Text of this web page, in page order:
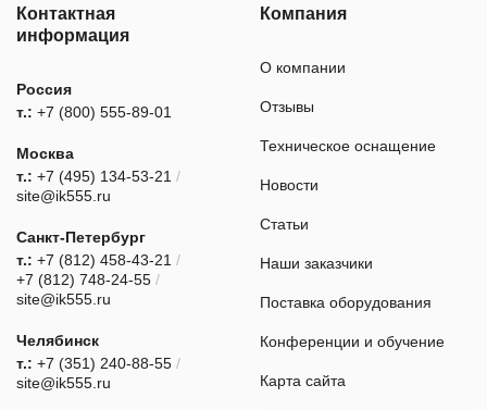
Контактная
информация
Россия
т.: +7 (800) 555-89-01
Москва
т.: +7 (495) 134-53-21 /
site@ik555.ru
Санкт-Петербург
т.: +7 (812) 458-43-21 /
+7 (812) 748-24-55 /
site@ik555.ru
Челябинск
т.: +7 (351) 240-88-55 /
site@ik555.ru
Компания
О компании
Отзывы
Техническое оснащение
Новости
Статьи
Наши заказчики
Поставка оборудования
Конференции и обучение
Карта сайта